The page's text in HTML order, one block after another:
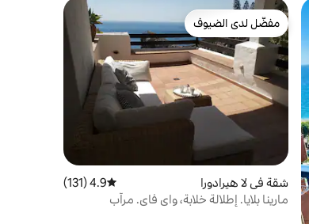
مفضّل لدى الضيوف
مفضّل لدى الضيوف
شقة في لا هيرادورا متوسط التقييم 4.9 من 5، 131 مراجعات
4.9 (131)
مارينا بلايا. إطلالة خلابة، واي فاي. مرآب